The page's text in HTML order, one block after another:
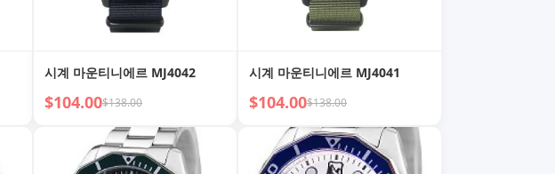
시계 마운티니에르 MJ4042
$104.00$138.00
시계 마운티니에르 MJ4041
$104.00$138.00